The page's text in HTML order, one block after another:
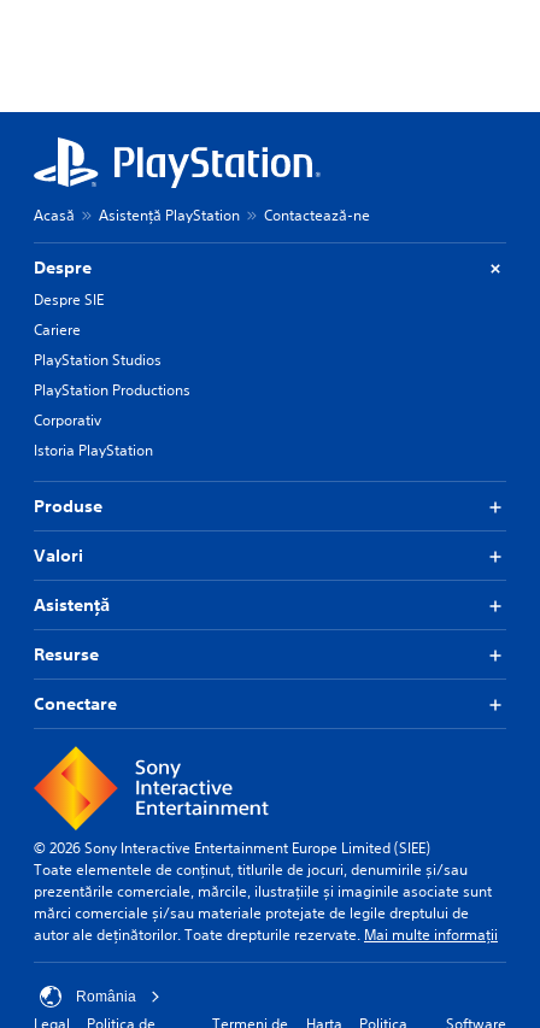
Acasă Asistență PlayStation Contactează-ne
Despre
Despre SIE
Cariere
PlayStation Studios
PlayStation Productions
Corporativ
Istoria PlayStation
Produse
Valori
Asistență
Resurse
Conectare
© 2026 Sony Interactive Entertainment Europe Limited (SIEE)
Toate elementele de conținut, titlurile de jocuri, denumirile și/sau
prezentările comerciale, mărcile, ilustrațiile și imaginile asociate sunt
mărci comerciale și/sau materiale protejate de legile dreptului de
autor ale deținătorilor. Toate drepturile rezervate. Mai multe informații
România
Legal Politica de Termeni de Harta Politica Software